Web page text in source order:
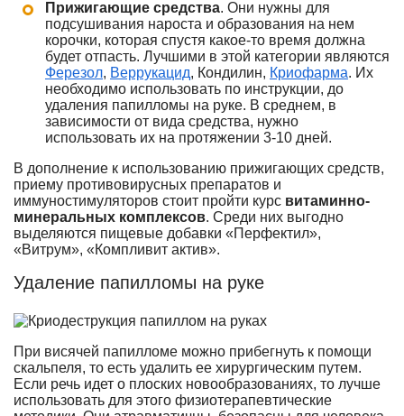
Прижигающие средства. Они нужны для
подсушивания нароста и образования на нем
корочки, которая спустя какое-то время должна
будет отпасть. Лучшими в этой категории являются
Ферезол, Веррукацид, Кондилин, Криофарма. Их
необходимо использовать по инструкции, до
удаления папилломы на руке. В среднем, в
зависимости от вида средства, нужно
использовать их на протяжении 3-10 дней.
В дополнение к использованию прижигающих средств,
приему противовирусных препаратов и
иммуностимуляторов стоит пройти курс витаминно-
минеральных комплексов. Среди них выгодно
выделяются пищевые добавки «Перфектил»,
«Витрум», «Компливит актив».
Удаление папилломы на руке
При висячей папилломе можно прибегнуть к помощи
скальпеля, то есть удалить ее хирургическим путем.
Если речь идет о плоских новообразованиях, то лучше
использовать для этого физиотерапевтические